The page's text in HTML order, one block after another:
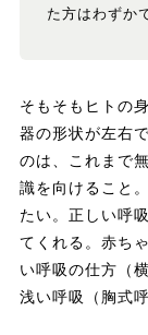
た方はわずか
そもそもヒトの
器の形状が左右
のは、これまで
識を向けること
たい。正しい呼
てくれる。赤ち
い呼吸の仕方（
浅い呼吸（胸式